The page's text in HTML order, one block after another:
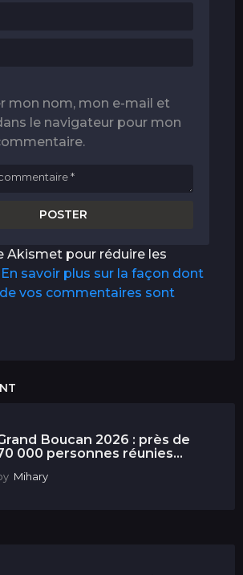
mon nom, mon e-mail et
le navigateur pour mon
Akismet pour réduire les
En savoir plus sur la façon dont
vos commentaires sont
Boucan 2026 : près de
000 personnes réunies...
Mihary